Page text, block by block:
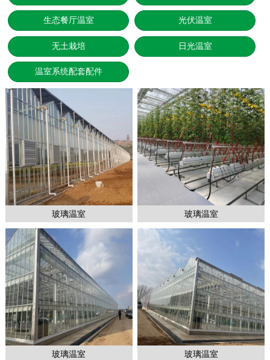
1 2
生态餐厅温室 光伏温室
无土栽培 日光温室
温室系统配套配件
玻璃温室 玻璃温室
玻璃温室 玻璃温室